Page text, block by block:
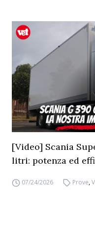
[Video] Scania
litri: potenza ed
07/24/2026 Prove,